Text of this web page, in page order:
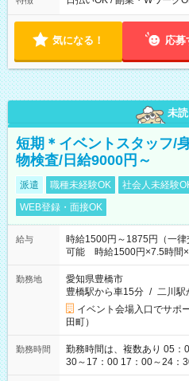
気になる！ 応募
未読
短期＊イベントスタッフ/
物検査/日給9000円～
派遣 職種未経験OK 社会人未経験
WEB登録・面接OK
給与
時給1500円～1875円（一
可能 時給1500円×7.5時間
勤務地
愛知県豊橋市
豊橋駅から車15分 / 二川駅
イベント会場入口でサポ
田町）
勤務時間
勤務時間は、複数あり 05：
30～17：00 17：00～24
務もあります。 【休憩】60分+他休憩あり 交替で取得します。